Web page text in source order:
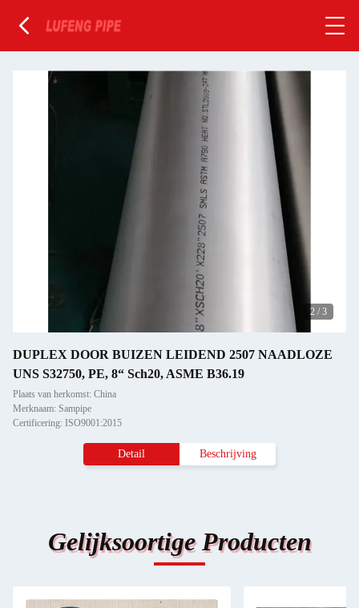
2 / 3
DUPLEX DOOR BUIZEN LEIDEND 2507 NAADLOZE
UNS S32750, PE, 8“ Sch20, ASME B36.19
Plaats van herkomst: China
Merknaam: Sampipe
Certificering: ISO9001:2015
Detail Beschrijving
Gelijksoortige Producten